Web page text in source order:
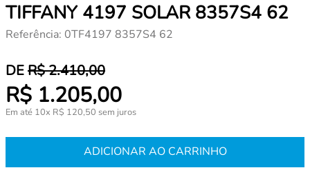
TIFFANY 4197 SOLAR 8357S4 62
Referência: 0TF4197 8357S4 62
R$2.410,00
R$ 1.205,00
Em até 10x R$ 120,50 sem juros
ADICIONAR AO CARRINHO